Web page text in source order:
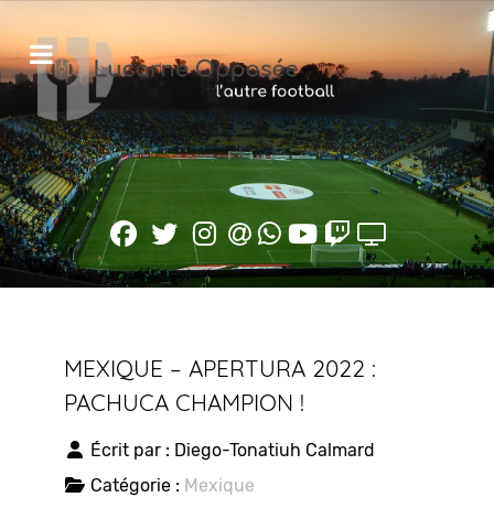
MEXIQUE – APERTURA 2022 :
PACHUCA CHAMPION !
Écrit par : Diego-Tonatiuh Calmard
Catégorie : Mexique